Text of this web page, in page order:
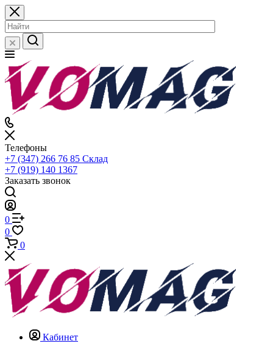
Телефоны
+7 (347) 266 76 85 Склад
+7 (919) 140 1367
Заказать звонок
0
0
0
Кабинет